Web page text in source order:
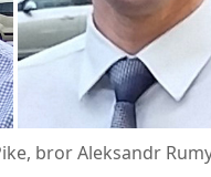
bror Aleksandr